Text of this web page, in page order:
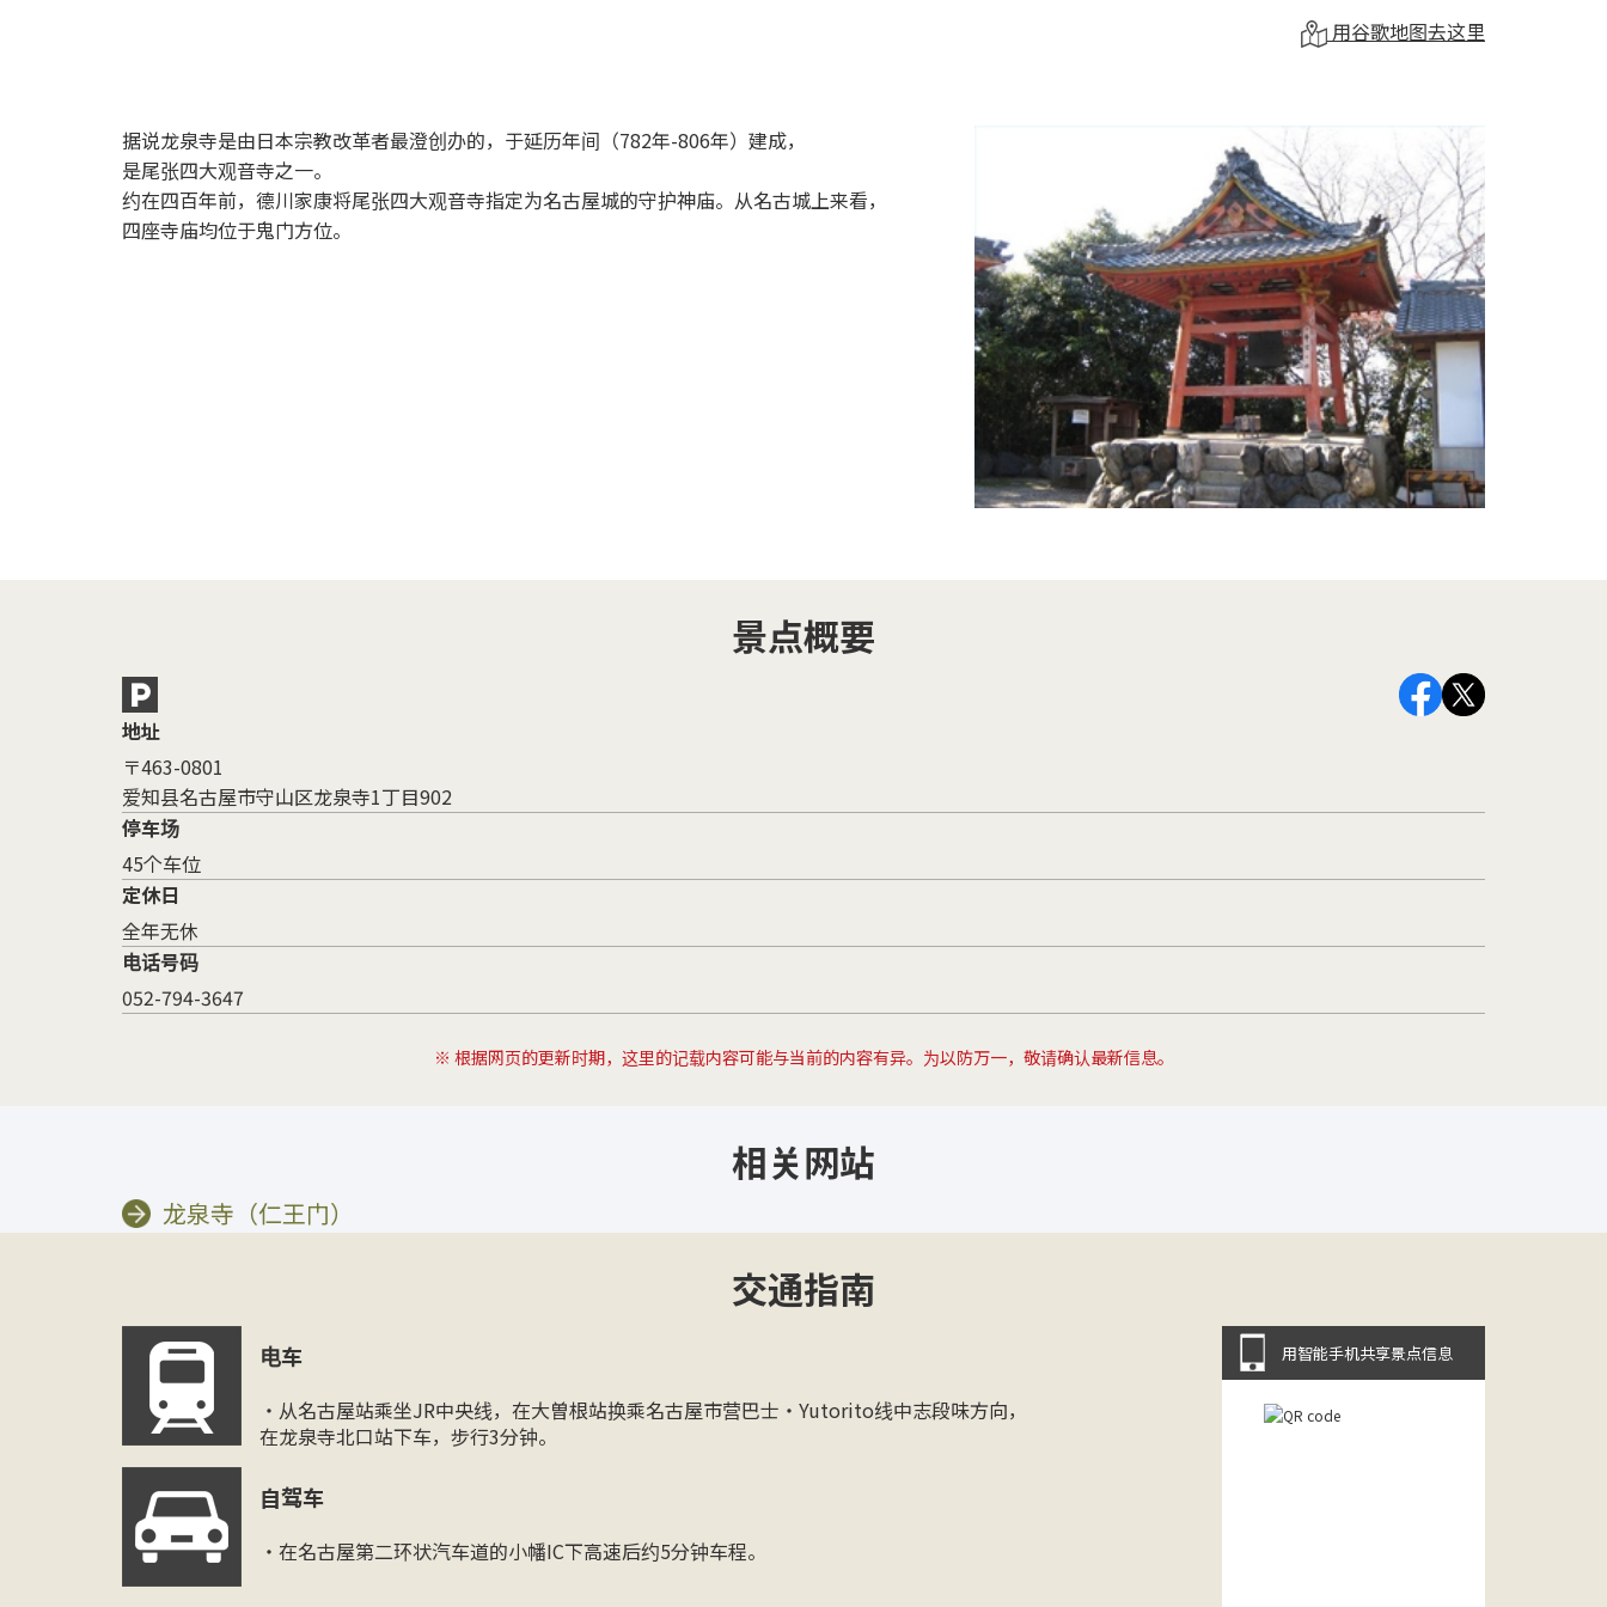
用谷歌地图去这里
据说龙泉寺是由日本宗教改革者最澄创办的，于延历年间（782年-806年）建成，
是尾张四大观音寺之一。
约在四百年前，德川家康将尾张四大观音寺指定为名古屋城的守护神庙。从名古城上来看，
四座寺庙均位于鬼门方位。
景点概要
地址
〒463-0801
爱知县名古屋市守山区龙泉寺1丁目902
停车场
45个车位
定休日
全年无休
电话号码
052-794-3647
※ 根据网页的更新时期，这里的记载内容可能与当前的内容有异。为以防万一，敬请确认最新信息。
相关网站
龙泉寺（仁王门）
交通指南
电车
・从名古屋站乘坐JR中央线，在大曽根站换乘名古屋市营巴士・Yutorito线中志段味方向，
在龙泉寺北口站下车，步行3分钟。
自驾车
・在名古屋第二环状汽车道的小幡IC下高速后约5分钟车程。
用智能手机共享景点信息